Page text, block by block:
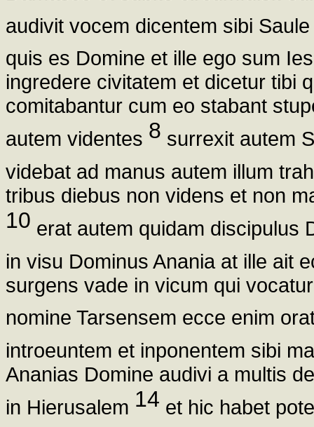
audivit vocem dicentem sibi
quis es Domine et ille ego sum
ingredere civitatem et dicetur tibi
comitabantur cum eo stabant
autem videntes 8 surrexit autem
videbat ad manus autem illum
tribus diebus non videns et non
10 erat autem quidam discipulus
in visu Dominus Anania at ille ait
surgens vade in vicum qui
nomine Tarsensem ecce enim
introeuntem et inponentem sibi
Ananias Domine audivi a multis
in Hierusalem 14 et hic habet